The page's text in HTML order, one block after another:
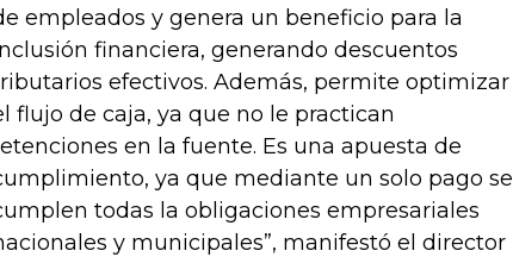
empleados y genera un beneficio para la
financiera, generando descuentos
efectivos. Además, permite optimizar
flujo de caja, ya que no le practican
en la fuente. Es una apuesta de
ya que mediante un solo pago se
todas la obligaciones empresariales
y municipales”, manifestó el director